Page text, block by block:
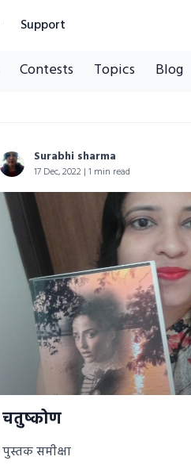
Support
Contests Topics Blog
Surabhi sharma
17 Dec, 2022 | 1 min read
चतुष्कोण
पुस्तक समीक्षा